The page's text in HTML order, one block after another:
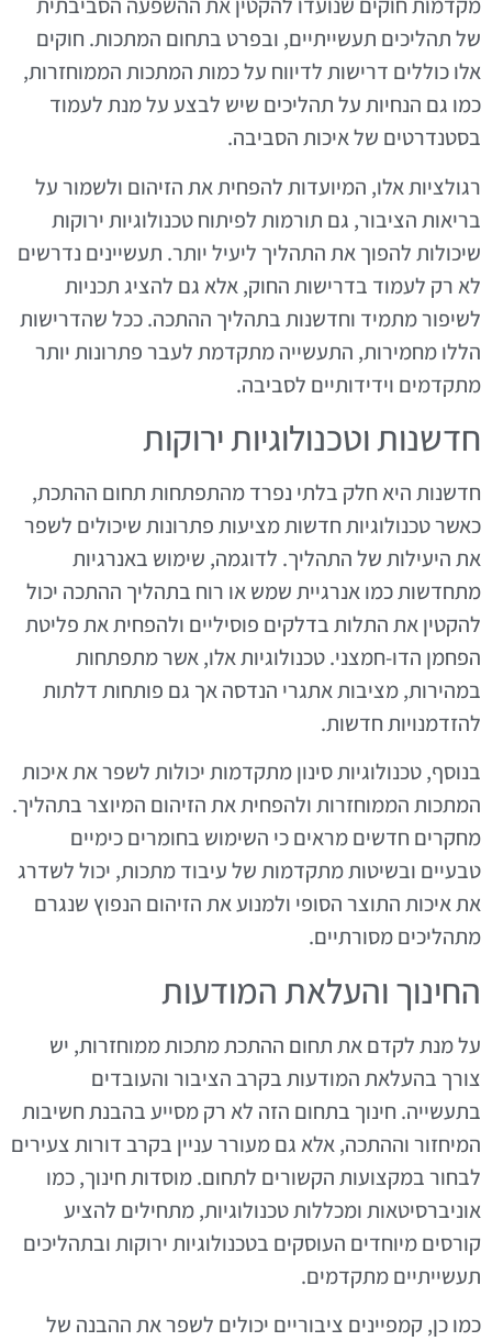
מקדמות חוקים שנועדו להקטין את ההשפעה הסביבתית
של תהליכים תעשייתיים, ובפרט בתחום המתכות. חוקים
אלו כוללים דרישות לדיווח על כמות המתכות הממוחזרות,
כמו גם הנחיות על תהליכים שיש לבצע על מנת לעמוד
בסטנדרטים של איכות הסביבה.
רגולציות אלו, המיועדות להפחית את הזיהום ולשמור על
בריאות הציבור, גם תורמות לפיתוח טכנולוגיות ירוקות
שיכולות להפוך את התהליך ליעיל יותר. תעשיינים נדרשים
לא רק לעמוד בדרישות החוק, אלא גם להציג תכניות
לשיפור מתמיד וחדשנות בתהליך ההתכה. ככל שהדרישות
הללו מחמירות, התעשייה מתקדמת לעבר פתרונות יותר
מתקדמים וידידותיים לסביבה.
חדשנות וטכנולוגיות ירוקות
חדשנות היא חלק בלתי נפרד מהתפתחות תחום ההתכת,
כאשר טכנולוגיות חדשות מציעות פתרונות שיכולים לשפר
את היעילות של התהליך. לדוגמה, שימוש באנרגיות
מתחדשות כמו אנרגיית שמש או רוח בתהליך ההתכה יכול
להקטין את התלות בדלקים פוסיליים ולהפחית את פליטת
הפחמן הדו-חמצני. טכנולוגיות אלו, אשר מתפתחות
במהירות, מציבות אתגרי הנדסה אך גם פותחות דלתות
להזדמנויות חדשות.
בנוסף, טכנולוגיות סינון מתקדמות יכולות לשפר את איכות
המתכות הממוחזרות ולהפחית את הזיהום המיוצר בתהליך.
מחקרים חדשים מראים כי השימוש בחומרים כימיים
טבעיים ובשיטות מתקדמות של עיבוד מתכות, יכול לשדרג
את איכות התוצר הסופי ולמנוע את הזיהום הנפוץ שנגרם
מתהליכים מסורתיים.
החינוך והעלאת המודעות
על מנת לקדם את תחום ההתכת מתכות ממוחזרות, יש
צורך בהעלאת המודעות בקרב הציבור והעובדים
בתעשייה. חינוך בתחום הזה לא רק מסייע בהבנת חשיבות
המיחזור וההתכה, אלא גם מעורר עניין בקרב דורות צעירים
לבחור במקצועות הקשורים לתחום. מוסדות חינוך, כמו
אוניברסיטאות ומכללות טכנולוגיות, מתחילים להציע
קורסים מיוחדים העוסקים בטכנולוגיות ירוקות ובתהליכים
תעשייתיים מתקדמים.
כמו כן, קמפיינים ציבוריים יכולים לשפר את ההבנה של